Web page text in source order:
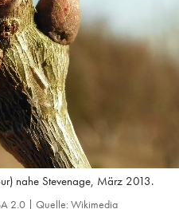
nahe Stevenage, März 2013.
2.0 | Quelle: Wikimedia